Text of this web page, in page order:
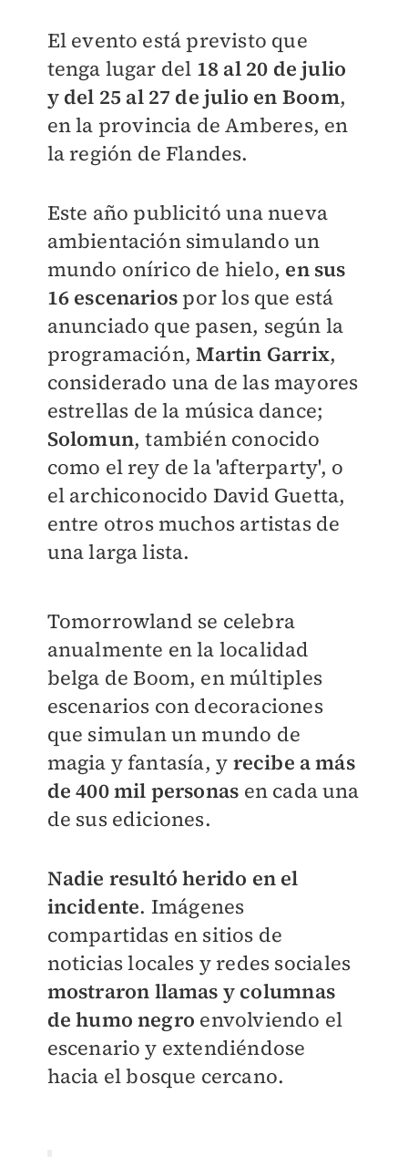
El evento está previsto que
tenga lugar del 18 al 20 de julio
y del 25 al 27 de julio en Boom,
en la provincia de Amberes, en
la región de Flandes.
Este año publicitó una nueva
ambientación simulando un
mundo onírico de hielo, en sus
16 escenarios por los que está
anunciado que pasen, según la
programación,Martin Garrix,
considerado una de las mayores
estrellas de la música dance;
Solomun, también conocido
como el rey de la 'afterparty', o
el archiconocido David Guetta,
entre otros muchos artistas de
una larga lista.
Tomorrowland se celebra
anualmente en la localidad
belga de Boom, en múltiples
escenarios con decoraciones
que simulan un mundo de
magia y fantasía, y recibe a más
de 400 mil personas en cada una
de sus ediciones.
Nadie resultó herido en el
incidente. Imágenes
compartidas en sitios de
noticias locales y redes sociales
mostraron llamas y columnas
de humo negro envolviendo el
escenario y extendiéndose
hacia el bosque cercano.